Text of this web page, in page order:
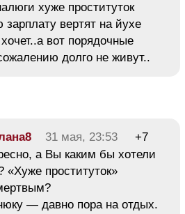
хуже проституток
зарплату вертят на йухе
хочет..а вот порядочные
долго не живут..
31 мая, 23:53
+7
а Вы каким бы хотели
«Хуже проституток»
— давно пора на отдых.